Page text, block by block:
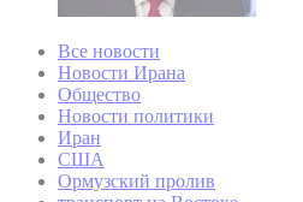
Все новости
Новости Ирана
Общество
Новости политики
Иран
США
Ормузский пролив